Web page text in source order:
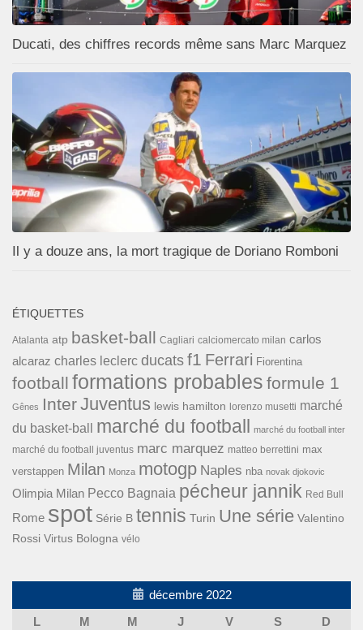
Ducati, des chiffres records même sans Marc Marquez
Il y a douze ans, la mort tragique de Doriano Romboni
ÉTIQUETTES
Atalanta atp basket-ball Cagliari calciomercato milan carlos
alcaraz charles leclerc ducats f1 Ferrari Fiorentina
football formations probables formule 1
Gênes InterJuventus lewis hamilton lorenzo musetti marché
du basket-ball
marché du football marché du football inter
marché du football juventus marc marquez matteo berrettini max
verstappen Milan Monza motogp Naples nba novak djokovic
Olimpia Milan Pecco Bagnaia pécheur jannik Red Bull
Rome spot Série B tennis Turin Une série Valentino
Rossi Virtus Bologna vélo
décembre 2022
L
M M J V S D